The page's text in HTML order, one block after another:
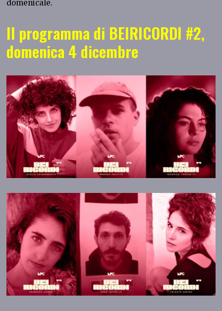
domenicale.
Il programma di BEIRICORDI #2,
domenica 4 dicembre